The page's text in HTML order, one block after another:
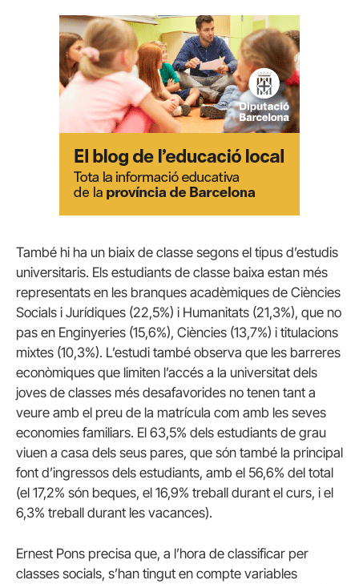
També hi ha un biaix de classe segons el tipus d’estudis
universitaris. Els estudiants de classe baixa estan més
representats en les branques acadèmiques de Ciències
Socials i Jurídiques (22,5%) i Humanitats (21,3%), que no
pas en Enginyeries (15,6%), Ciències (13,7%) i titulacions
mixtes (10,3%). L’estudi també observa que les barreres
econòmiques que limiten l’accés a la universitat dels
joves de classes més desafavorides no tenen tant a
veure amb el preu de la matrícula com amb les seves
economies familiars. El 63,5% dels estudiants de grau
viuen a casa dels seus pares, que són també la principal
font d’ingressos dels estudiants, amb el 56,6% del total
(el 17,2% són beques, el 16,9% treball durant el curs, i el
6,3% treball durant les vacances).
Ernest Pons precisa que, a l’hora de classificar per
classes socials, s’han tingut en compte variables